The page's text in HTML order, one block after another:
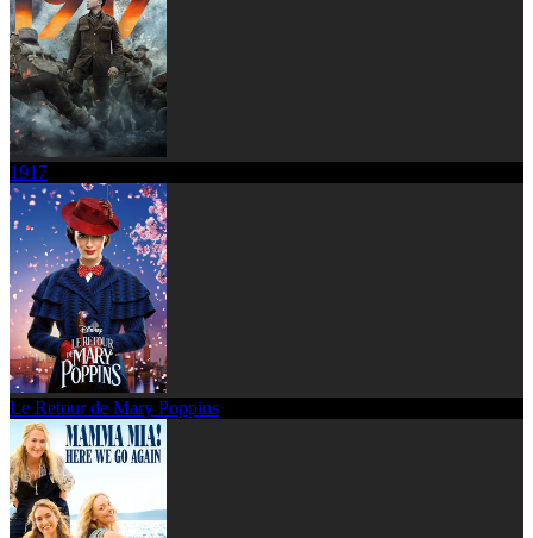
1917
Le Retour de Mary Poppins